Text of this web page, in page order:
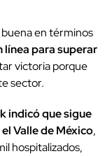
en términos
línea para superar
victoria porque
sector.
indicó que sigue
Valle de México,
hospitalizados,